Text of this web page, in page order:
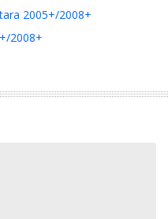
2005+/2008+
2008+